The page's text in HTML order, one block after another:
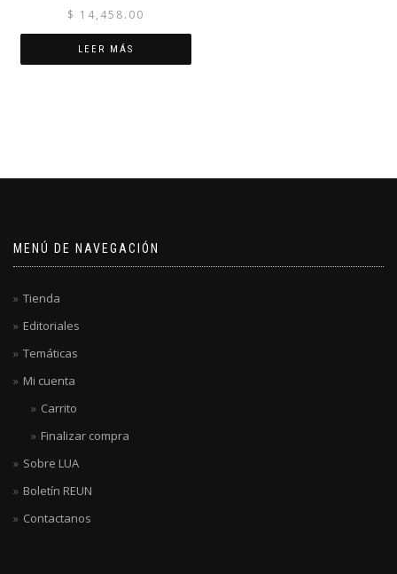
$ 14,458.00
LEER MÁS
MENÚ DE NAVEGACIÓN
Tienda
Editoriales
Temáticas
Mi cuenta
Carrito
Finalizar compra
Sobre LUA
Boletín REUN
Contactanos